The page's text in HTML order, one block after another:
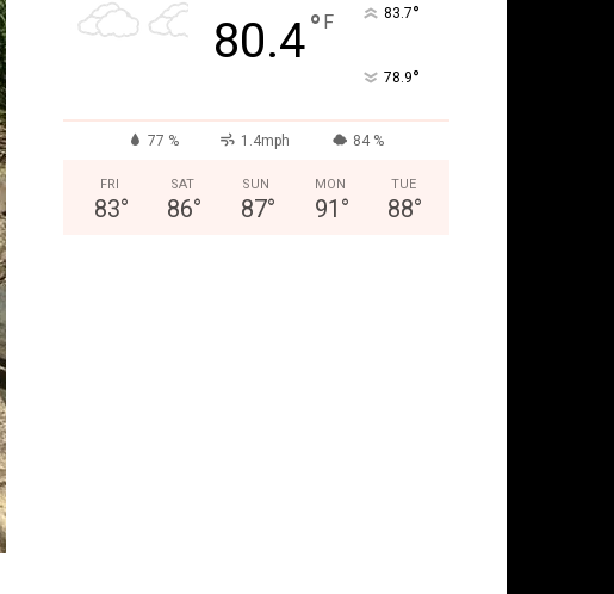
80.4° F 83.7°
78.9°
77 % 1.4mph 84 %
FRI
83°
SAT
86°
SUN
87°
MON
91 °
TUE
88°